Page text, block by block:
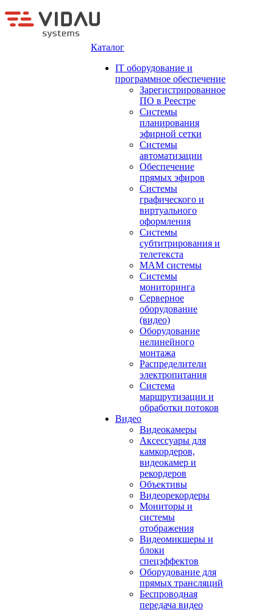
Каталог
IT оборудование и
программное обеспечение
Зарегистрированное
ПО в Реестре
Системы
планирования
эфирной сетки
Системы
автоматизации
Обеспечение
прямых эфиров
Системы
графического и
виртуального
оформления
Системы
субтитрирования и
телетекста
MAM системы
Системы
мониторинга
Серверное
оборудование
(видео)
Оборудование
нелинейного
монтажа
Распределители
электропитания
Система
маршрутизации и
обработки потоков
Видео
Видеокамеры
Аксессуары для
камкордеров,
видеокамер и
рекордеров
Объективы
Видеорекордеры
Мониторы и
системы
отображения
Видеомикшеры и
блоки
спецэффектов
Оборудование для
прямых трансляций
Беспроводная
передача видео